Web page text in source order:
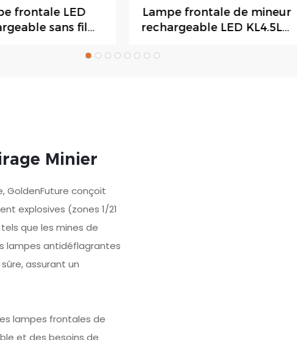
frontale LED
sans fil
souterrains
Lampe frontale de mineur
rechargeable LED KL4.5LM
Minier
GoldenFuture conçoit
explosives (zones 1/21
que les mines de
lampes antidéflagrantes
assurant un
lampes frontales de
et des besoins de